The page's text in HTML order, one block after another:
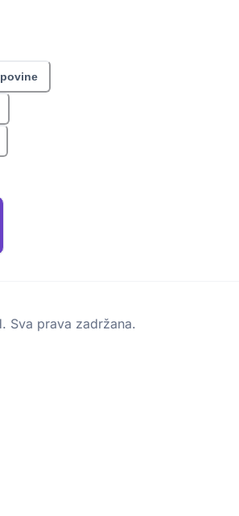
Sva prava zadržana.